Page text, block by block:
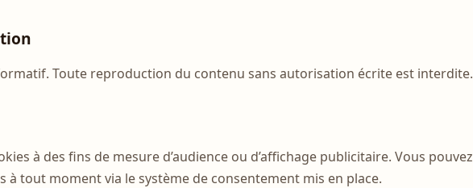
Toute reproduction du contenu sans autorisation écrite est interdite.
à des fins de mesure d’audience ou d’affichage publicitaire. Vous pouvez
à tout moment via le système de consentement mis en place.